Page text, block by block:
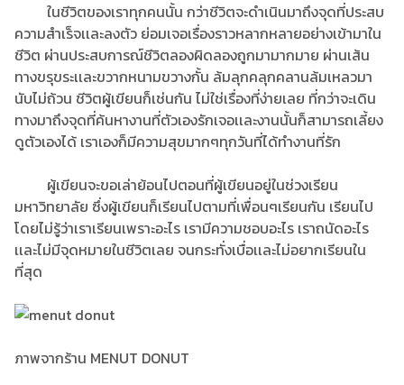
ในชีวิตของเราทุกคนนั้น กว่าชีวิตจะดำเนินมาถึงจุดที่ประสบ
ความสำเร็จเเละลงตัว ย่อมเจอเรื่องราวหลากหลายอย่างเข้ามาใน
ชีวิต ผ่านประสบการณ์ชีวิตลองผิดลองถูกมามากมาย ผ่านเส้น
ทางขรุขระเเละขวากหนามขวางกั้น ล้มลุกคลุกคลานล้มเหลวมา
นับไม่ถ้วน ชีวิตผู้เขียนก็เช่นกัน ไม่ใช่เรื่องที่ง่ายเลย ที่กว่าจะเดิน
ทางมาถึงจุดที่ค้นหางานที่ตัวเองรักเจอเเละงานนั้นก็สามารถเลี้ยง
ดูตัวเองได้ เราเองก็มีความสุขมากๆทุกวันที่ได้ทำงานที่รัก
ผู้เขียนจะขอเล่าย้อนไปตอนที่ผู้เขียนอยู่ในช่วงเรียน
มหาวิทยาลัย ซึ่งผู้เขียนก็เรียนไปตามที่เพื่อนๆเรียนกัน เรียนไป
โดยไม่รู้ว่าเราเรียนเพราะอะไร เรามีความชอบอะไร เราถนัดอะไร
เเละไม่มีจุดหมายในชีวิตเลย จนกระทั่งเบื่อเเละไม่อยากเรียนใน
ที่สุด
ภาพจากร้าน MENUT DONUT